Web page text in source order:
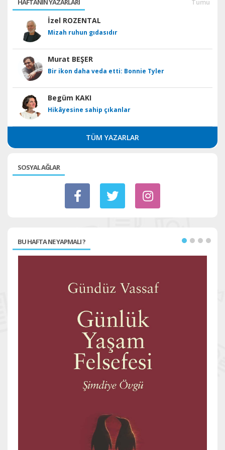
HAFTANIN YAZARLARI Tümü
İzel ROZENTAL
Mizah ruhun gıdasıdır
Murat BEŞER
Bir ikon daha veda etti: Bonnie Tyler
Begüm KAKI
Hikâyesine sahip çıkanlar
TÜM YAZARLAR
SOSYAL AĞLAR
BU HAFTA NE YAPMALI ?